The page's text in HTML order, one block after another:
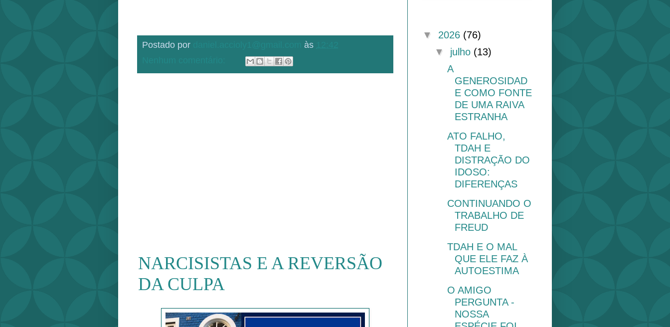
Postado por às
NARCISISTAS E A REVERSÃO
DA CULPA
▼ 2026 (76)
▼ julho (13)
A
GENEROSIDAD
E COMO FONTE
DE UMA RAIVA
ESTRANHA
ATO FALHO,
TDAH E
DISTRAÇÃO DO
IDOSO:
DIFERENÇAS
CONTINUANDO O
TRABALHO DE
FREUD
TDAH E O MAL
QUE ELE FAZ À
AUTOESTIMA
O AMIGO
PERGUNTA -
NOSSA